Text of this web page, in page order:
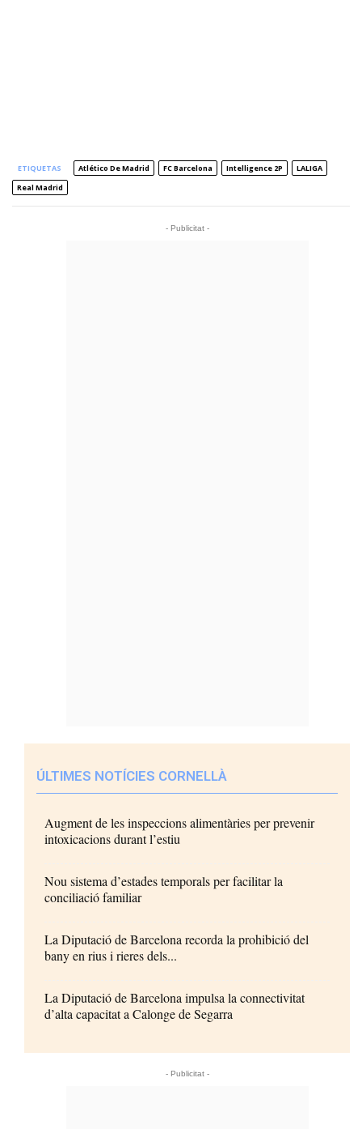
ETIQUETAS Atlético De Madrid FC Barcelona Intelligence 2P
LALIGA
Real Madrid
- Publicitat -
ÚLTIMES NOTÍCIES CORNELLÀ
Augment de les inspeccions alimentàries per prevenir
intoxicacions durant l’estiu
Nou sistema d’estades temporals per facilitar la
conciliació familiar
La Diputació de Barcelona recorda la prohibició del
bany en rius i rieres dels...
La Diputació de Barcelona impulsa la connectivitat
d’alta capacitat a Calonge de Segarra
- Publicitat -